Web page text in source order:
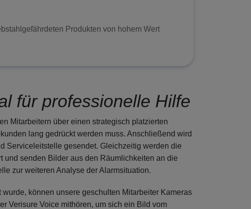
Produkten von hohem Wert
für professionelle Hilfe
Mitarbeitern über einen strategisch platzierten
lang gedrückt werden muss. Anschließend wird
Serviceleitstelle gesendet. Gleichzeitig werden die
und senden Bilder aus den Räumlichkeiten an die
zur weiteren Analyse der Alarmsituation.
können unsere geschulten Mitarbeiter Kameras
Verisure Voice mithören, um sich ein Bild vom